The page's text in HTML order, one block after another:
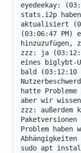
eyedeekay:
stats.i2p haben
aktualisiert
(03:06:47 PM)
hinzuzufügen,
zzz: ja
eines biglybt-
bald (03:12:10
hatte
aber wir
zzz: außerdem
Problem haben
sudo apt